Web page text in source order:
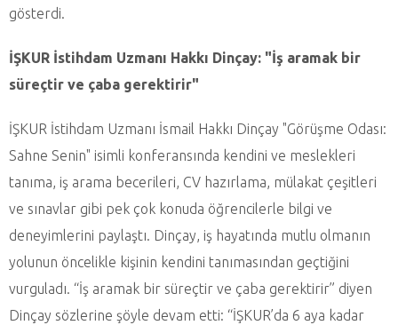
gösterdi.
İŞKUR İstihdam Uzmanı Hakkı Dinçay: "İş aramak bir
süreçtir ve çaba gerektirir"
İŞKUR İstihdam Uzmanı İsmail Hakkı Dinçay "Görüşme Odası:
Sahne Senin" isimli konferansında kendini ve meslekleri
tanıma, iş arama becerileri, CV hazırlama, mülakat çeşitleri
ve sınavlar gibi pek çok konuda öğrencilerle bilgi ve
deneyimlerini paylaştı. Dinçay, iş hayatında mutlu olmanın
yolunun öncelikle kişinin kendini tanımasından geçtiğini
vurguladı. “İş aramak bir süreçtir ve çaba gerektirir” diyen
Dinçay sözlerine şöyle devam etti: “İŞKUR’da 6 aya kadar